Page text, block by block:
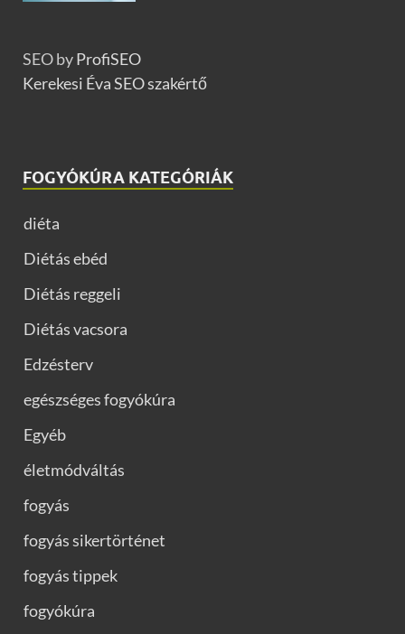
SEO byProfiSEO
Kerekesi Éva SEO szakértő
FOGYÓKÚRA KATEGÓRIÁK
diéta
Diétás ebéd
Diétás reggeli
Diétás vacsora
Edzésterv
egészséges fogyókúra
Egyéb
életmódváltás
fogyás
fogyás sikertörténet
fogyás tippek
fogyókúra